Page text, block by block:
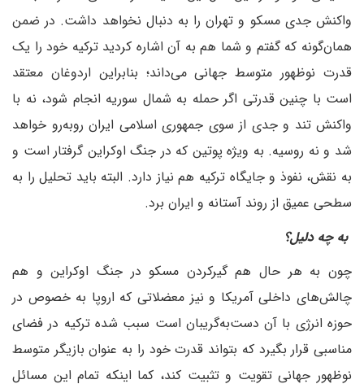
واکنش جدی مسکو و تهران را به دنبال نخواهد داشت. در ضمن
همان‌گونه که گفتم و شما هم به آن اشاره کردید ترکیه خود را یک
قدرت نوظهور متوسط جهانی می‌داند؛ بنابراین اردوغان معتقد
است با چنین قدرتی اگر حمله به شمال سوریه انجام شود، نه با
واکنش تند و جدی از سوی جمهوری اسلامی ایران روبه‌رو خواهد
شد و نه روسیه. به ویژه پوتین که در جنگ اوکراین گرفتار است و
به نقش، نفوذ و جایگاه ترکیه هم نیاز دارد. البته باید تحلیل را به
سطحی عمیق از روند آستانه و ایران برد.
‌ به چه دلیل؟
چون به هر حال هم گیرکردن مسکو در جنگ اوکراین و هم
چالش‌های داخلی آمریکا و نیز معضلاتی که اروپا به خصوص در
حوزه انرژی با آن دست‌به‌گریبان است سبب شده ترکیه در فضای
مناسبی قرار بگیرد که بتواند قدرت خود را به عنوان بازیگر متوسط
نوظهور جهانی تقویت و تثبیت کند، کما اینکه تمام این مسائل